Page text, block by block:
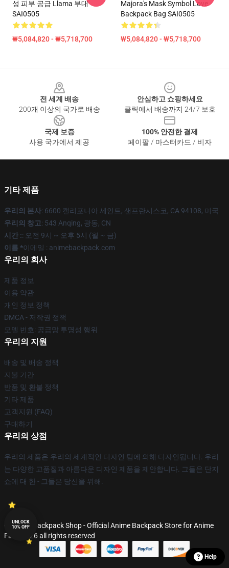
성 피부 공급 Llama 부대
SAI0505
₩5,084,820 - ₩5,718,700
Majora's Mask Symbol Love
Backpack Bag SAI0505
₩5,084,820 - ₩5,718,700
전 세계 배송
200개 이상의 국가로 배송
안심하고 쇼핑하세요
클릭에서 배송까지 24/7 보호
국제 보증
사용 국가에서 제공
100% 안전한 결제
페이팔 / 마스터카드 / 비자
기타 제품
우리의 본사: 6600 캘리포니아 세인트, 샌프란시스코, CA 94108, 미국
우리의 창고: 543 Anqing, 광동, CN
시간 :: 오전 9시 ~ 오후 5시 (월 ~ 금)
이름 *이메일 : animebackpack.com
우리의 회사
제품 정보
이용 약관
개인 정보 정책
DMCA - 저작권 정책
모델 번호: 공급망 투명성 행위
우리의 지원
배송 및 배송 정책
지불 기간
반품 및 환불 정책
기타 제품
고객지원 (FAQ)
구매하기
우리의 상점
우리의 제품은 우리의 세계적인 디자인 팀에 의해 디자인됩니다. 우리
는 다양한 고품질과 아름다운 디자인 제품을 제안합니다. 그들은 단지
쇼에 대 한 - 그들은 당신을 위해.
© Anime Backpack Shop - Official Anime Backpack Store for Anime
Fans 2026 all rights reserved
UNLOCK
10% OFF
Help